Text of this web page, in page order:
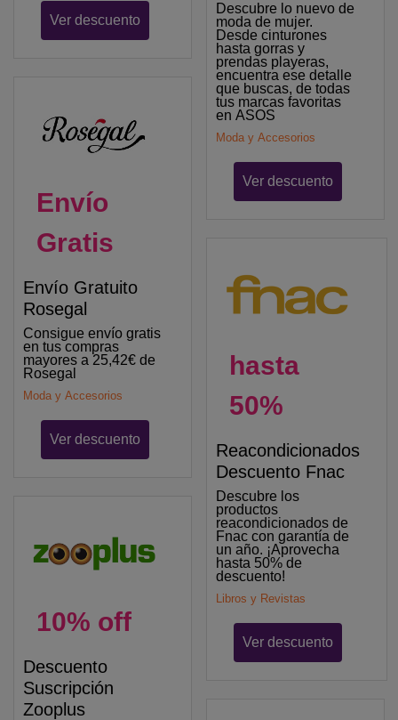
Ver descuento
Envío
Gratis
Envío Gratuito
Rosegal
Consigue envío gratis
en tus compras
mayores a 25,42€ de
Rosegal
Moda y Accesorios
Ver descuento
10% off
Descuento
Suscripción
Zooplus
Descubre lo nuevo de
moda de mujer.
Desde cinturones
hasta gorras y
prendas playeras,
encuentra ese detalle
que buscas, de todas
tus marcas favoritas
en ASOS
Moda y Accesorios
Ver descuento
hasta
50%
Reacondicionados
Descuento Fnac
Descubre los
productos
reacondicionados de
Fnac con garantía de
un año. ¡Aprovecha
hasta 50% de
descuento!
Libros y Revistas
Ver descuento